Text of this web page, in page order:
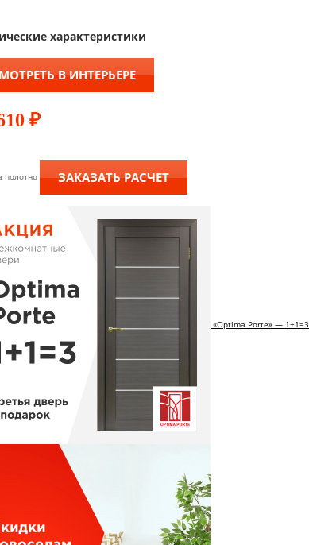
характеристики
В ИНТЕРЬЕРЕ
₽
полотно ЗАКАЗАТЬ РАСЧЕТ
«Optima Porte» — 1+1=3